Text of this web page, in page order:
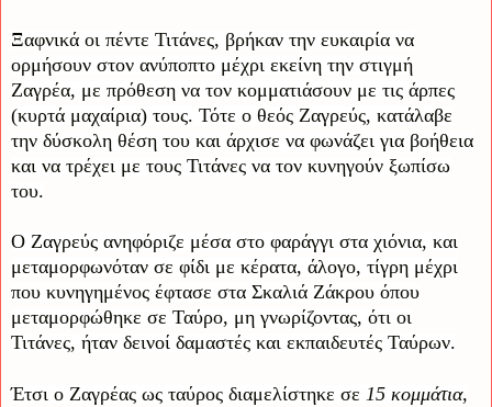
Ξαφνικά οι πέντε Τιτάνες, βρήκαν την ευκαιρία να
ορμήσουν στον ανύποπτο μέχρι εκείνη την στιγμή
Ζαγρέα, με πρόθεση να τον κομματιάσουν με τις άρπες
(κυρτά μαχαίρια) τους. Τότε ο θεός Ζαγρεύς, κατάλαβε
την δύσκολη θέση του και άρχισε να φωνάζει για βοήθεια
και να τρέχει με τους Τιτάνες να τον κυνηγούν ξωπίσω
του.
Ο Ζαγρεύς ανηφόριζε μέσα στο φαράγγι στα χιόνια, και
μεταμορφωνόταν σε φίδι με κέρατα, άλογο, τίγρη μέχρι
που κυνηγημένος έφτασε στα Σκαλιά Ζάκρου όπου
μεταμορφώθηκε σε Ταύρο, μη γνωρίζοντας, ότι οι
Τιτάνες, ήταν δεινοί δαμαστές και εκπαιδευτές Ταύρων.
Έτσι ο Ζαγρέας ως ταύρος διαμελίστηκε σε 15 κομμάτια,